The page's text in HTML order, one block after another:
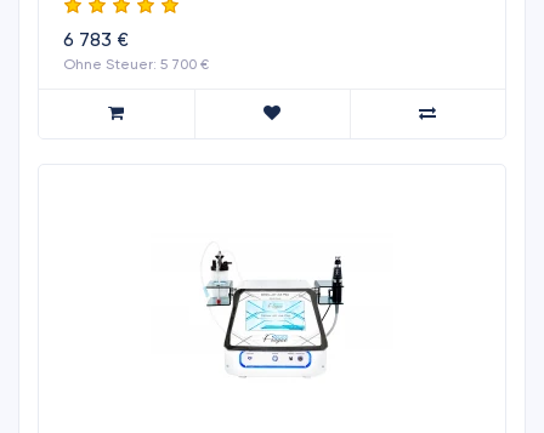
6 783 €
Ohne Steuer: 5 700 €